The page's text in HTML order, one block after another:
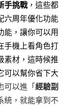
手挑戰，這些都
六周年優化功能
能，讓你可以用
手機上看角色打
素材，這時候推
可以幫你省下大
可以進「 經驗副
統，就能拿到不